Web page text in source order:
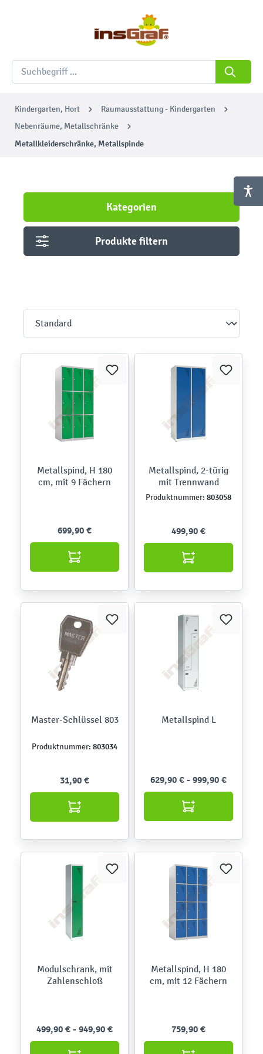
Kindergarten, Hort
Raumausstattung - Kindergarten
Nebenräume, Metallschränke
Metallkleiderschränke, Metallspinde
Kategorien
Produkte filtern
Metallspind, H 180
cm, mit 9 Fächern
699,90 €
Metallspind, 2-türig
mit Trennwand
Produktnummer: 803058
499,90 €
Master-Schlüssel 803
Produktnummer: 803034
31,90 €
Metallspind L
629,90 € - 999,90 €
Modulschrank, mit
Zahlenschloß
499,90 € - 949,90 €
Metallspind, H 180
cm, mit 12 Fächern
759,90 €